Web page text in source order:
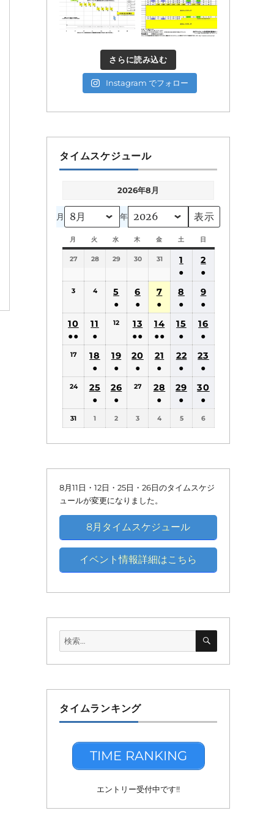
さらに読み込む
Instagram でフォロー
タイムスケジュール
2026年8月
月 年
月
曜
日
火
曜
日
水
曜
日
木
曜
日
金
曜
土
曜
日
曜
27 28 29 30 31
1
●
(1
件
の
イ
ベ
ン
ト)
2
●
(1
件
の
イ
ベ
ン
ト)
3 4
5
●
(1
の
イ
ベ
ン
ト)
6
●
(1
件
の
イ
ベ
ン
7
●
(1
件
の
イ
ベ
ン
ト)
8
●
(1
件
の
イ
ベ
ン
ト)
9
●
(1
件
の
イ
ベ
ン
ト)
10
●●
(2
の
イ
ン
11
●
(1
件
の
イ
ベ
ン
12
13
●●
(2
件
の
イ
ン
14
●●
(2
件
の
イ
ベ
ン
15
●
(1
件
の
イ
ベ
ン
16
●
(1
件
の
イ
ベ
ン
17
18
●
(1
件
イ
19
●
(1
件
イ
20
●
(1
イ
21
●
(1
件
イ
22
●
(1
件
イ
23
●
(1
件
イ
24
25
●
件
ベ
ン
ト)
26
●
件
ベ
ン
ト)
27
28
●
件
ベ
ン
29
●
件
ベ
ン
30
●
件
ベ
ン
31 1 2 3 4 5 6
8月11日・12日・25日・26日のタイムスケジ
ュールが変更になりました。
8月タイムスケジュール
イベント情報詳細はこちら
検
索:
検
タイムランキング
TIME RANKING
エントリー受付中です!!